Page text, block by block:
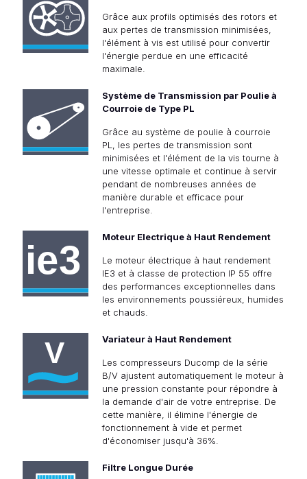
Grâce aux profils optimisés des rotors et
aux pertes de transmission minimisées,
l'élément à vis est utilisé pour convertir
l'énergie perdue en une efficacité
maximale.
Système de Transmission par Poulie à
Courroie de Type PL
Grâce au système de poulie à courroie
PL, les pertes de transmission sont
minimisées et l'élément de la vis tourne à
une vitesse optimale et continue à servir
pendant de nombreuses années de
manière durable et efficace pour
l'entreprise.
Moteur Electrique à Haut Rendement
Le moteur électrique à haut rendement
IE3 et à classe de protection IP 55 offre
des performances exceptionnelles dans
les environnements poussiéreux, humides
et chauds.
Variateur à Haut Rendement
Les compresseurs Ducomp de la série
B/V ajustent automatiquement le moteur à
une pression constante pour répondre à
la demande d'air de votre entreprise. De
cette manière, il élimine l'énergie de
fonctionnement à vide et permet
d'économiser jusqu'à 36%.
Filtre Longue Durée